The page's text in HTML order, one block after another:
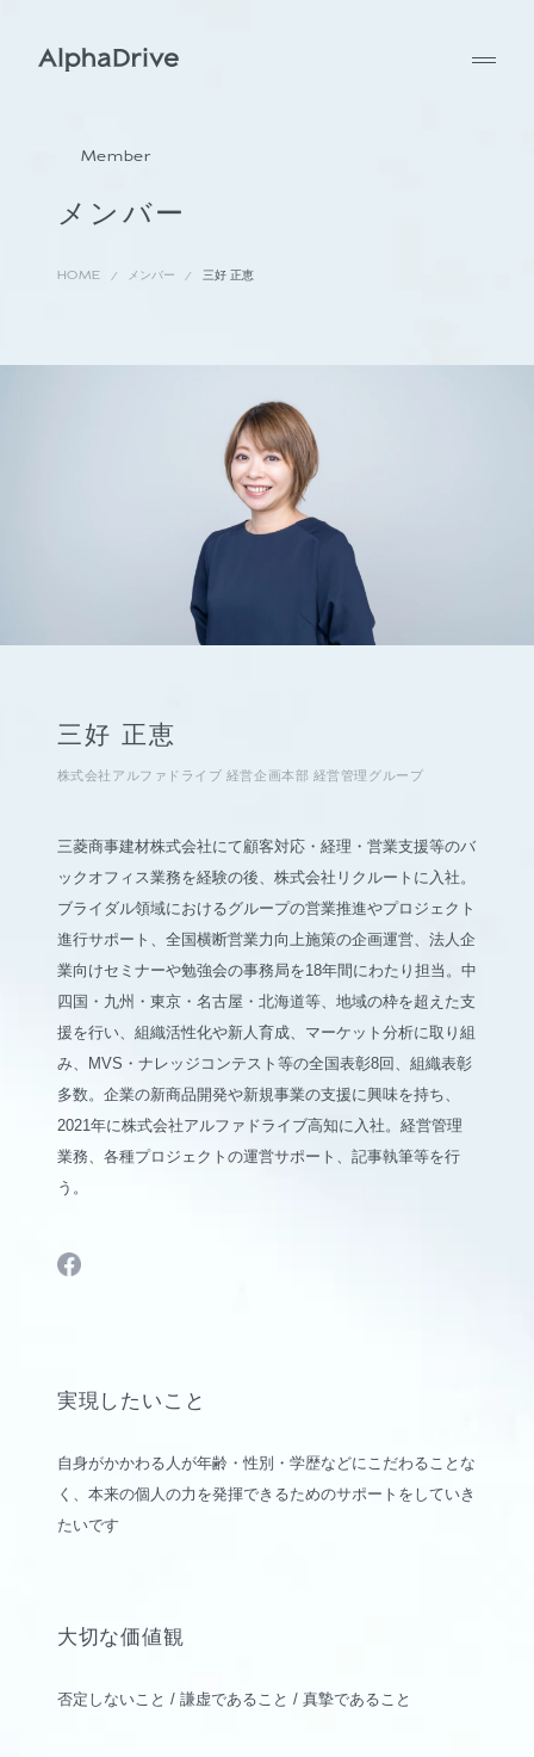
メンバー
Member
HOME メンバー 三好 正恵
三好 正恵
株式会社アルファドライブ 経営企画本部 経営管理グループ
三菱商事建材株式会社にて顧客対応・経理・営業支援等のバ
ックオフィス業務を経験の後、株式会社リクルートに⼊社。
ブライダル領域におけるグループの営業推進やプロジェクト
進行サポート、全国横断営業力向上施策の企画運営、法人企
業向けセミナーや勉強会の事務局を18年間にわたり担当。中
四国・九州・東京・名古屋・北海道等、地域の枠を超えた支
援を行い、組織活性化や新人育成、マーケット分析に取り組
み、MVS・ナレッジコンテスト等の全国表彰8回、組織表彰
多数。企業の新商品開発や新規事業の支援に興味を持ち、
2021年に株式会社アルファドライブ高知に入社。経営管理
業務、各種プロジェクトの運営サポート、記事執筆等を行
う。
実現したいこと
自身がかかわる人が年齢・性別・学歴などにこだわることな
く、本来の個人の力を発揮できるためのサポートをしていき
たいです
大切な価値観
否定しないこと / 謙虚であること / 真摯であること